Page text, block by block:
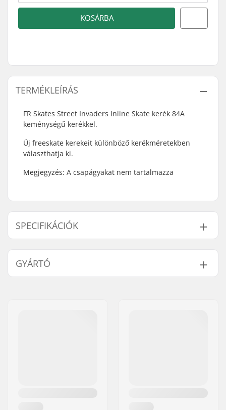
KOSÁRBA
TERMÉKLEÍRÁS
FR Skates Street Invaders Inline Skate kerék 84A
keménységű kerékkel.
Új freeskate kerekeit különböző kerékméretekben
választhatja ki.
Megjegyzés: A csapágyakat nem tartalmazza
SPECIFIKÁCIÓK
Kerékátmérő:
72mm, 76mm, 80mm,
Kerék keménysége:
84A
GYÁRTÓ